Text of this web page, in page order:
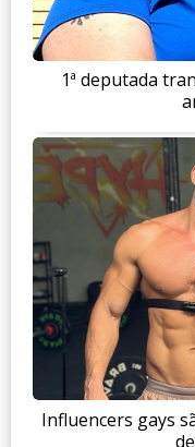
1ª deputada
Influencers gays